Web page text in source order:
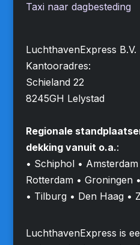
Taxi naar dagbesteding
LuchthavenExpress B.V.
Kantooradres:
Schieland 22
8245GH Lelystad
Regionale
dekking vanuit o.a.:
• Schiphol •
Rotterdam • Groningen
• Tilburg • Den Haag •
LuchthavenExpress is